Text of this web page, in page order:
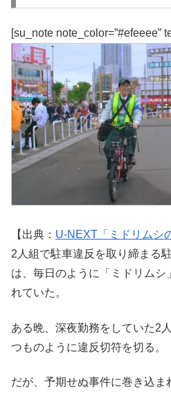
[su_note note_color=”#efeeee”
【出典： U-NEXT「ミドリムシ
2人組で駐車違反を取り締まる
は、毎日のように「ミドリムシ
れていた。
ある晩、深夜勤務をしていた2
つものように違反切符を切る。
だが、予期せぬ事件に巻き込ま